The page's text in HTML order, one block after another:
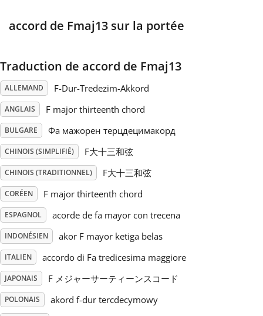
Svenska
Tiếng Việt
简体中文
繁體中文
accord de Fmaj13 sur la portée
Traduction de accord de Fmaj13
ALLEMAND F-Dur-Tredezim-Akkord
ANGLAIS F major thirteenth chord
BULGARE Фа мажорен терцдецимакорд
CHINOIS (SIMPLIFIÉ) F大十三和弦
CHINOIS (TRADITIONNEL) F大十三和弦
CORÉEN F major thirteenth chord
ESPAGNOL acorde de fa mayor con trecena
INDONÉSIEN akor F mayor ketiga belas
ITALIEN accordo di Fa tredicesima maggiore
JAPONAIS F メジャーサーティーンスコード
POLONAIS akord f-dur tercdecymowy